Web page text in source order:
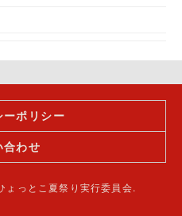
ポリシー
合わせ
っとこ夏祭り実行委員会.